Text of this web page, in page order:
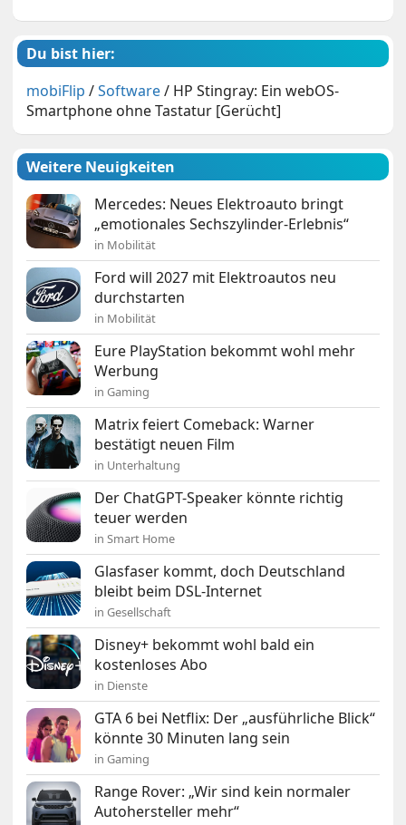
Du bist hier:
mobiFlip /Software/ HP Stingray: Ein webOS-
Smartphone ohne Tastatur [Gerücht]
Weitere Neuigkeiten
Mercedes: Neues Elektroauto bringt
„emotionales Sechszylinder-Erlebnis“
in Mobilität
Ford will 2027 mit Elektroautos neu
durchstarten
in Mobilität
Eure PlayStation bekommt wohl mehr
Werbung
in Gaming
Matrix feiert Comeback: Warner
bestätigt neuen Film
in Unterhaltung
Der ChatGPT-Speaker könnte richtig
teuer werden
in Smart Home
Glasfaser kommt, doch Deutschland
bleibt beim DSL-Internet
in Gesellschaft
Disney+ bekommt wohl bald ein
kostenloses Abo
in Dienste
GTA 6 bei Netflix: Der „ausführliche Blick“
könnte 30 Minuten lang sein
in Gaming
Range Rover: „Wir sind kein normaler
Autohersteller mehr“